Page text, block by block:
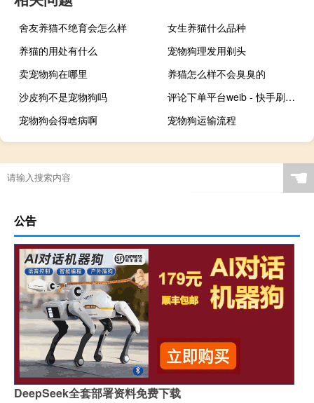
舍友养猫不绝育会怎么样
女生养猫什么品种
养猫的用处有什么
宠物狗理发用剃头
卖宠物狗在哪里
养猫怎么样不会臭臭的
沙皮狗不是宠物狗吗
评论下单平台weib - 快手刷播放双击免费,抖音二十四小时点赞自助平台
宠物狗会得啥病啊
宠物狗运输流程
☚
公告
DeepSeek全套部署资料免费下载